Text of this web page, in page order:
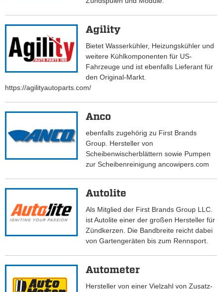
Agility
Bietet Wasserkühler, Heizungskühler und
weitere Kühlkomponenten für US-
Fahrzeuge und ist ebenfalls Lieferant für
den Original-Markt.
https://agilityautoparts.com/
Anco
ebenfalls zugehörig zu First Brands
Group. Hersteller von
Scheibenwischerblättern sowie Pumpen
zur Scheibenreinigung ancowipers.com
Autolite
Als Mitglied der First Brands Group LLC.
ist Autolite einer der großen Hersteller für
Zündkerzen. Die Bandbreite reicht dabei
von Gartengeräten bis zum Rennsport.
Autometer
Hersteller von einer Vielzahl von Zusatz-